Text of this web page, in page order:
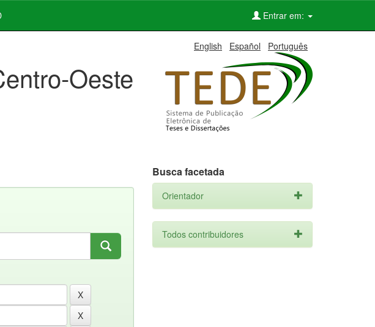
Entrar em:
English Español Português
Oeste
Busca facetada
Orientador
Todos contribuidores